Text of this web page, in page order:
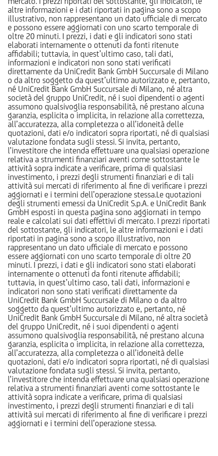
altre informazioni e i dati riportati in pagina sono a scopo
illustrativo, non rappresentano un dato ufficiale di mercato
e possono essere aggiornati con uno scarto temporale di
oltre 20 minuti. I prezzi, i dati e gli indicatori sono stati
elaborati internamente o ottenuti da fonti ritenute
affidabili; tuttavia, in quest’ultimo caso, tali dati,
informazioni e indicatori non sono stati verificati
direttamente da UniCredit Bank GmbH Succursale di Milano
o da altro soggetto da quest’ultimo autorizzato e, pertanto,
né UniCredit Bank GmbH Succursale di Milano, né altra
società del gruppo UniCredit, né i suoi dipendenti o agenti
assumono qualsivoglia responsabilità, né prestano alcuna
garanzia, esplicita o implicita, in relazione alla correttezza,
all’accuratezza, alla completezza o all’idoneità delle
quotazioni, dati e/o indicatori sopra riportati, né di qualsiasi
valutazione fondata sugli stessi. Si invita, pertanto,
l’investitore che intenda effettuare una qualsiasi operazione
relativa a strumenti finanziari aventi come sottostante le
attività sopra indicate a verificare, prima di qualsiasi
investimento, i prezzi degli strumenti finanziari e di tali
attività sui mercati di riferimento al fine di verificare i prezzi
aggiornati e i termini dell’operazione stessa.Le quotazioni
degli strumenti emessi da UniCredit S.p.A. e UniCredit Bank
GmbH esposti in questa pagina sono aggiornati in tempo
reale e calcolati sui dati effettivi di mercato. I prezzi riportati
del sottostante, gli indicatori, le altre informazioni e i dati
riportati in pagina sono a scopo illustrativo, non
rappresentano un dato ufficiale di mercato e possono
essere aggiornati con uno scarto temporale di oltre 20
minuti. I prezzi, i dati e gli indicatori sono stati elaborati
internamente o ottenuti da fonti ritenute affidabili;
tuttavia, in quest’ultimo caso, tali dati, informazioni e
indicatori non sono stati verificati direttamente da
UniCredit Bank GmbH Succursale di Milano o da altro
soggetto da quest’ultimo autorizzato e, pertanto, né
UniCredit Bank GmbH Succursale di Milano, né altra società
del gruppo UniCredit, né i suoi dipendenti o agenti
assumono qualsivoglia responsabilità, né prestano alcuna
garanzia, esplicita o implicita, in relazione alla correttezza,
all’accuratezza, alla completezza o all’idoneità delle
quotazioni, dati e/o indicatori sopra riportati, né di qualsiasi
valutazione fondata sugli stessi. Si invita, pertanto,
l’investitore che intenda effettuare una qualsiasi operazione
relativa a strumenti finanziari aventi come sottostante le
attività sopra indicate a verificare, prima di qualsiasi
investimento, i prezzi degli strumenti finanziari e di tali
attività sui mercati di riferimento al fine di verificare i prezzi
aggiornati e i termini dell’operazione stessa.